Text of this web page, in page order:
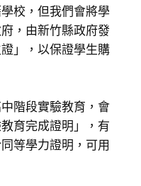
校，但我們會將學
，由新竹縣政府發
」，以保證學生購
階段實驗教育，會
育完成證明」，有
等學力證明，可用